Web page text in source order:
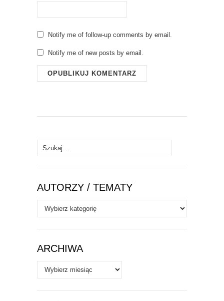
Notify me of follow-up comments by email.
Notify me of new posts by email.
Szukaj:
AUTORZY / TEMATY
Autorzy
/
Tematy
ARCHIWA
Archiwa